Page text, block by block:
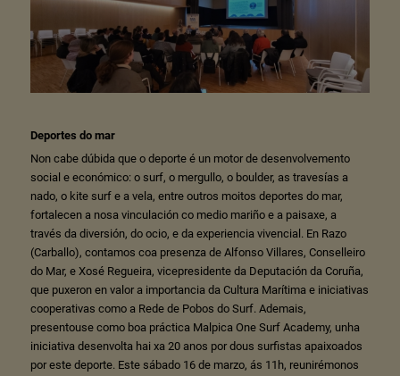
Deportes do mar
Non cabe dúbida que o deporte é un motor de desenvolvemento
social e económico: o surf, o mergullo, o boulder, as travesías a
nado, o kite surf e a vela, entre outros moitos deportes do mar,
fortalecen a nosa vinculación co medio mariño e a paisaxe, a
través da diversión, do ocio, e da experiencia vivencial. En Razo
(Carballo), contamos coa presenza de Alfonso Villares, Conselleiro
do Mar, e Xosé Regueira, vicepresidente da Deputación da Coruña,
que puxeron en valor a importancia da Cultura Marítima e iniciativas
cooperativas como a Rede de Pobos do Surf. Ademais,
presentouse como boa práctica Malpica One Surf Academy, unha
iniciativa desenvolta hai xa 20 anos por dous surfistas apaixoados
por este deporte. Este sábado 16 de marzo, ás 11h, reunirémonos